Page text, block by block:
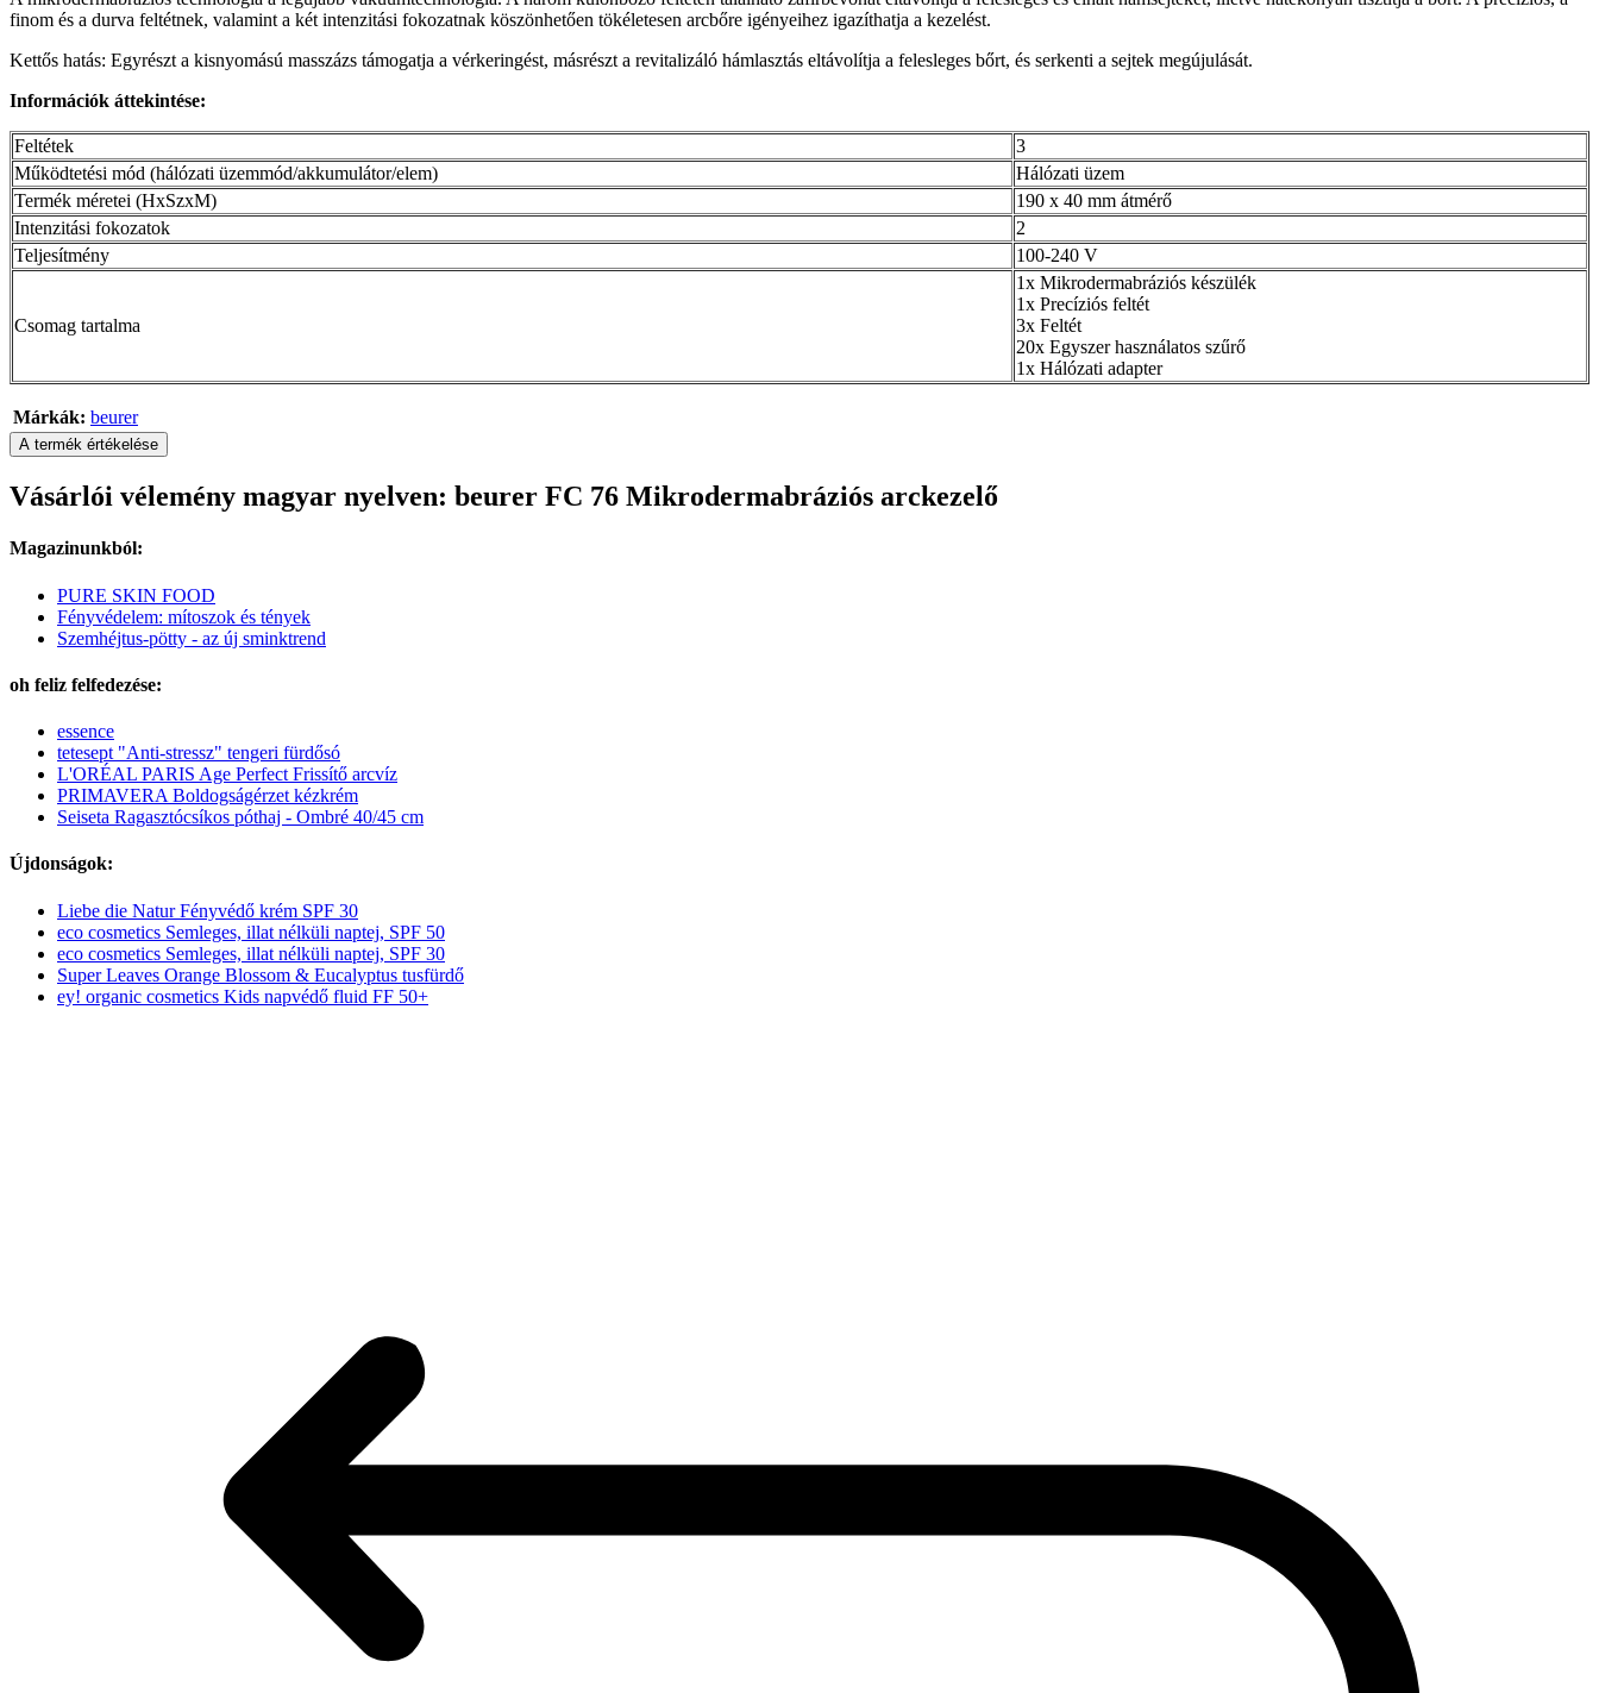
finom és a durva feltétnek, valamint a két intenzitási fokozatnak köszönhetően tökéletesen arcbőre igényeihez igazíthatja a kezelést.
Kettős hatás: Egyrészt a kisnyomású masszázs támogatja a vérkeringést, másrészt a revitalizáló hámlasztás eltávolítja a felesleges bőrt, és serkenti a sejtek megújulását.
Információk áttekintése:
Feltétek
3
Működtetési mód (hálózati üzemmód/akkumulátor/elem)
Hálózati üzem
Termék méretei (HxSzxM)
190 x 40 mm átmérő
Intenzitási fokozatok
2
Teljesítmény
100-240 V
Csomag tartalma
1x Mikrodermabráziós készülék
1x Precíziós feltét
3x Feltét
20x Egyszer használatos szűrő
1x Hálózati adapter
Márkák: beurer
A termék értékelése
Vásárlói vélemény magyar nyelven: beurer FC 76 Mikrodermabráziós arckezelő
Magazinunkból:
PURE SKIN FOOD
Fényvédelem: mítoszok és tények
Szemhéjtus-pötty - az új sminktrend
oh feliz felfedezése:
essence
tetesept "Anti-stressz" tengeri fürdősó
L'ORÉAL PARIS Age Perfect Frissítő arcvíz
PRIMAVERA Boldogságérzet kézkrém
Seiseta Ragasztócsíkos póthaj - Ombré 40/45 cm
Újdonságok:
Liebe die Natur Fényvédő krém SPF 30
eco cosmetics Semleges, illat nélküli naptej, SPF 50
eco cosmetics Semleges, illat nélküli naptej, SPF 30
Super Leaves Orange Blossom & Eucalyptus tusfürdő
ey! organic cosmetics Kids napvédő fluid FF 50+